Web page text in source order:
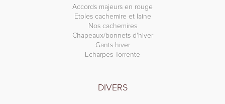
Accords majeurs en rouge
Etoles cachemire et laine
Nos cachemires
Chapeaux/bonnets d'hiver
Gants hiver
Echarpes Torrente
DIVERS